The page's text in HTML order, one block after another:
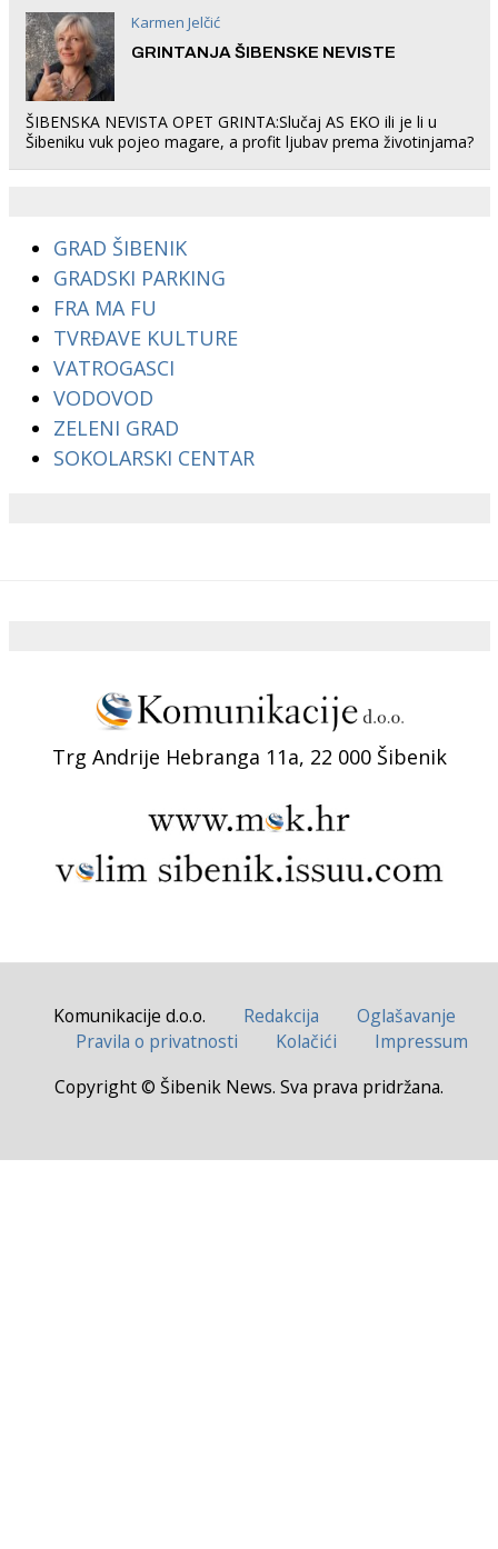
Karmen Jelčić
GRINTANJA ŠIBENSKE NEVISTE
ŠIBENSKA NEVISTA OPET GRINTA:Slučaj AS EKO ili je li u
Šibeniku vuk pojeo magare, a profit ljubav prema životinjama?
GRAD ŠIBENIK
GRADSKI PARKING
FRA MA FU
TVRĐAVE KULTURE
VATROGASCI
VODOVOD
ZELENI GRAD
SOKOLARSKI CENTAR
Trg Andrije Hebranga 11a, 22 000 Šibenik
Komunikacije d.o.o. Redakcija
Oglašavanje
Pravila o privatnosti
Kolačići
Impressum
Copyright © Šibenik News. Sva prava pridržana.